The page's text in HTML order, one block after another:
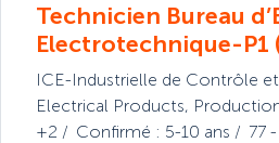
Technicien Bureau
Electrotechnique-P1
ICE-Industrielle de Contrôle
Electrical Products,
+2
Confirmé : 5-10 ans
77